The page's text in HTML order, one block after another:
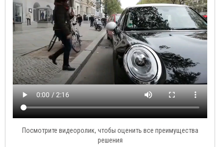
Посмотрите видеоролик, чтобы оценить все преимущества
решения